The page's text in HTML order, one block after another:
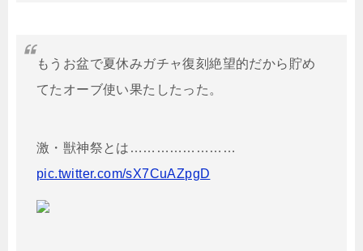
もうお盆で夏休みガチャ復刻絶望的だから貯め
てたオーブ使い果たしたった。
激・獣神祭とは……………………
pic.twitter.com/sX7CuAZpgD